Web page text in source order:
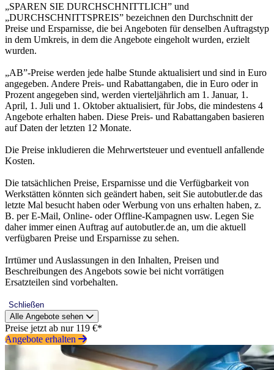
„SPAREN SIE DURCHSCHNITTLICH” und
„DURCHSCHNITTSPREIS” bezeichnen den Durchschnitt der
Preise und Ersparnisse, die bei Angeboten für denselben Auftragstyp
in dem Umkreis, in dem die Angebote eingeholt wurden, erzielt
wurden.
„AB”-Preise werden jede halbe Stunde aktualisiert und sind in Euro
angegeben. Andere Preis- und Rabattangaben, die in Euro oder in
Prozent angegeben sind, werden vierteljährlich am 1. Januar, 1.
April, 1. Juli und 1. Oktober aktualisiert, für Jobs, die mindestens 4
Angebote erhalten haben. Diese Preis- und Rabattangaben basieren
auf Daten der letzten 12 Monate.
Die Preise inkludieren die Mehrwertsteuer und eventuell anfallende
Kosten.
Die tatsächlichen Preise, Ersparnisse und die Verfügbarkeit von
Werkstätten könnten sich geändert haben, seit Sie autobutler.de das
letzte Mal besucht haben oder Werbung von uns erhalten haben, z.
B. per E-Mail, Online- oder Offline-Kampagnen usw. Legen Sie
daher immer einen Auftrag auf autobutler.de an, um die aktuell
verfügbaren Preise und Ersparnisse zu sehen.
Irrtümer und Auslassungen in den Inhalten, Preisen und
Beschreibungen des Angebots sowie bei nicht vorrätigen
Ersatzteilen sind vorbehalten.
Schließen
Alle Angebote sehen
Preise jetzt ab nur 119 €*
Angebote erhalten